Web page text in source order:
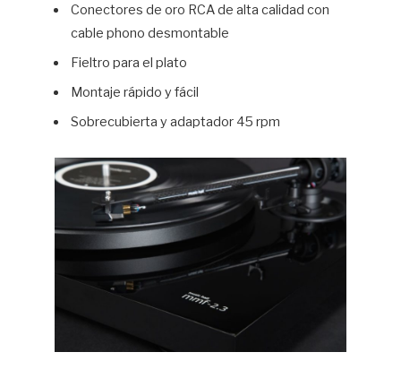
Conectores de oro RCA de alta calidad con
cable phono desmontable
Fieltro para el plato
Montaje rápido y fácil
Sobrecubierta y adaptador 45 rpm